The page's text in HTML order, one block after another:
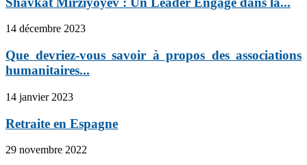
14 décembre 2023
Que devriez-vous savoir à propos des associations
humanitaires...
14 janvier 2023
Retraite en Espagne
29 novembre 2022